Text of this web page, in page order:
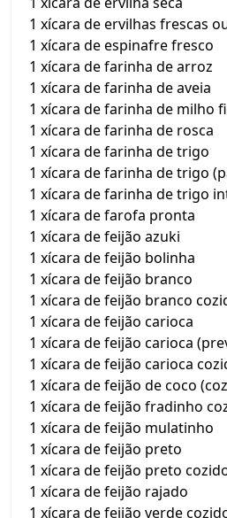
1 xícara de ervilhas frescas
1 xícara de espinafre fresco
1 xícara de farinha de arroz
1 xícara de farinha de aveia
1 xícara de farinha de milho
1 xícara de farinha de rosca
1 xícara de farinha de trigo
1 xícara de farinha de trigo
1 xícara de farinha de trigo
1 xícara de farofa pronta
1 xícara de feijão azuki
1 xícara de feijão bolinha
1 xícara de feijão branco
1 xícara de feijão branco
1 xícara de feijão carioca
1 xícara de feijão carioca
1 xícara de feijão carioca
1 xícara de feijão de coco
1 xícara de feijão fradinho
1 xícara de feijão mulatinho
1 xícara de feijão preto
1 xícara de feijão preto
1 xícara de feijão rajado
1 xícara de feijão verde